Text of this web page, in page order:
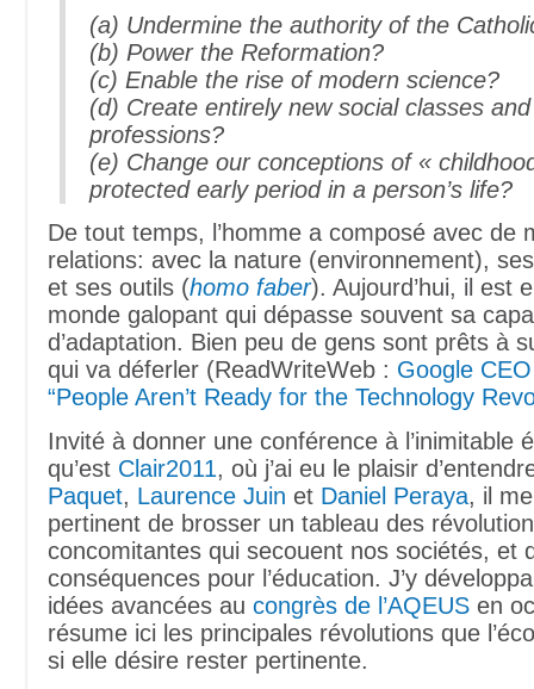
(a) Undermine the authority of the
(b) Power the Reformation?
(c) Enable the rise of modern science?
(d) Create entirely new social classes and
professions?
(e) Change our conceptions of «
protected early period in a person’s life?
De tout temps, l’homme a composé avec de
relations: avec la nature (environnement),
et ses outils (homo faber). Aujourd’hui, il est
monde galopant qui dépasse souvent sa
d’adaptation. Bien peu de gens sont prêts à
qui va déferler (ReadWriteWeb : Google
“People Aren’t Ready for the Technology
Invité à donner une conférence à l’inimitable
qu’est Clair2011, où j’ai eu le plaisir
Paquet, Laurence Juin et Daniel Peraya, il
pertinent de brosser un tableau des
concomitantes qui secouent nos sociétés, et
conséquences pour l’éducation. J’y
idées avancées au congrès de l’AQEUS en
résume ici les principales révolutions que
si elle désire rester pertinente.